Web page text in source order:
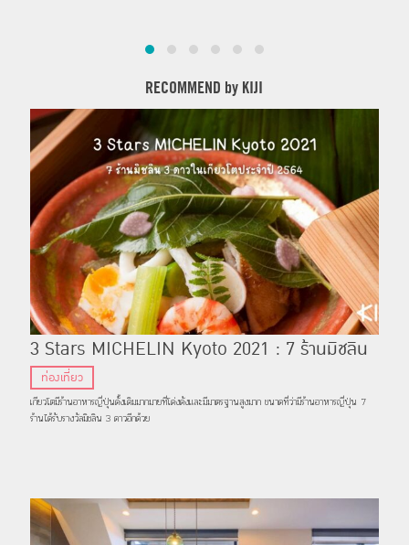
RECOMMEND by KIJI
3 Stars MICHELIN Kyoto 2021 : 7 ร้านมิชลิน
3 ดาวในเกียวโตประจำปี 2564
ท่องเที่ยว
เกียวโตมีร้านอาหารญี่ปุ่นดั้งเดิมมากมายที่โด่งดังและมีมาตรฐานสูงมาก ขนาดที่ว่ามีร้านอาหารญี่ปุ่น 7
ร้านได้รับรางวัลมิชลิน 3 ดาวอีกด้วย